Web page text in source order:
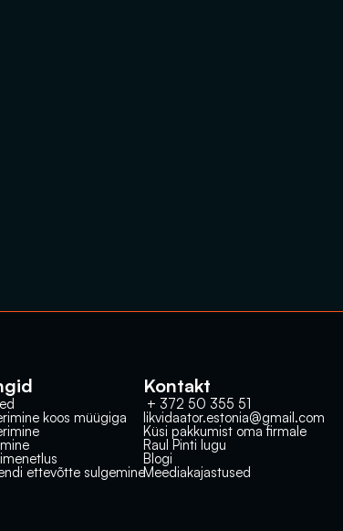
koos müügiga
ettevõtte sulgemine
Kontakt
+ 372 50 355 51
likvidaator.estonia@gmail.com
Küsi pakkumist oma firmale
Raul Pinti lugu
Blogi
Meediakajastused